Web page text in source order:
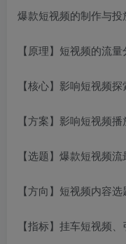
爆款短视频的制作与投
【原理】短视频的流
【核心】影响短视频
【方案】影响短视频
【选题】爆款短视频
【方向】短视频内容
【指标】挂车短视频